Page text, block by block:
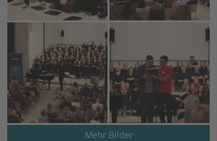
Mehr Bilder